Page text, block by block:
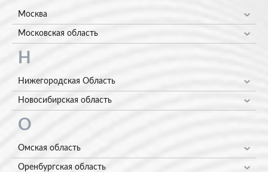
Москва
Московская область
Н
Нижегородская Область
Новосибирская область
О
Омская область
Оренбургская область